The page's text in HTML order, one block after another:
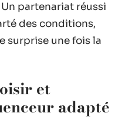
partenariat réussi
des conditions,
surprise une fois la
et
adapté